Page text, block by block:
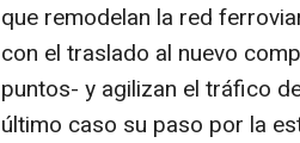
que remodelan la red
con el traslado al nuevo
puntos- y agilizan el tráfico
último caso su paso por la